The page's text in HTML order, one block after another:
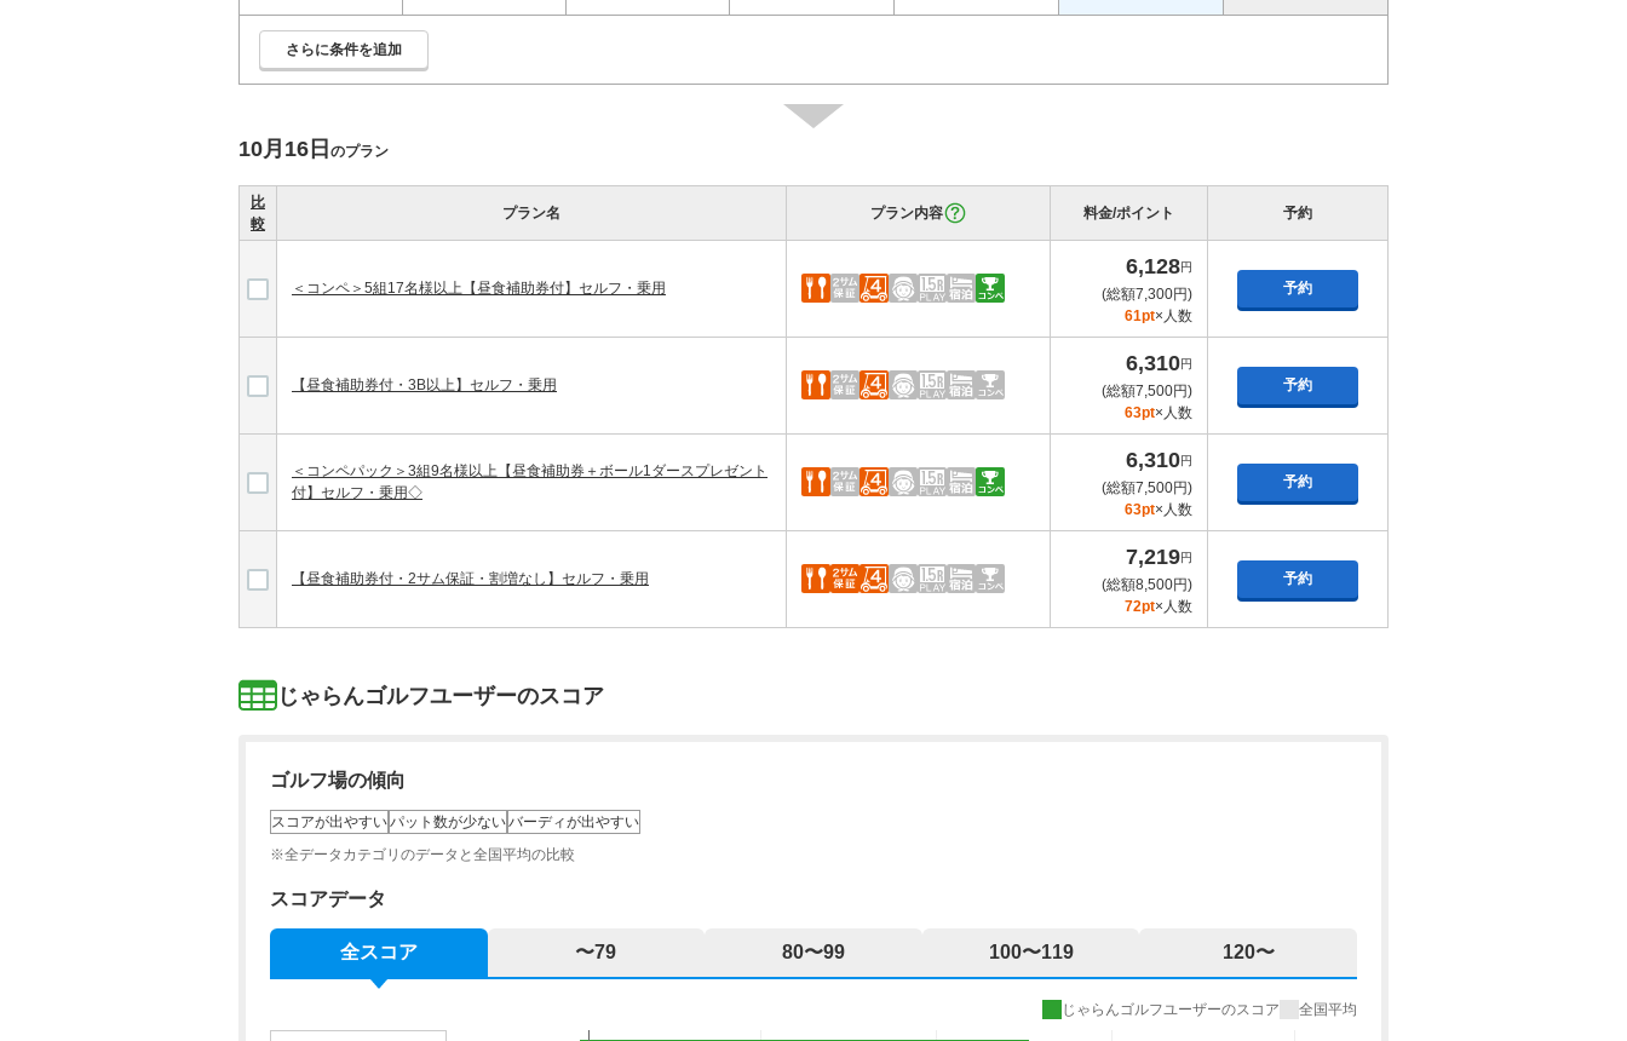
さらに条件を追加
10月16日 のプラン
比
較
プラン名 プラン内容 料金/ポイント 予約
＜コンペ＞5組17名様以上【昼食補助券付】セルフ・乗用
6,128円
(総額7,300円)
61pt×人数
予約
【昼食補助券付・3B以上】セルフ・乗用
6,310円
(総額7,500円)
63pt×人数
予約
＜コンペパック＞3組9名様以上【昼食補助券＋ボール1ダースプレゼント
付】セルフ・乗用◇
6,310円
(総額7,500円)
63pt×人数
予約
【昼食補助券付・2サム保証・割増なし】セルフ・乗用
7,219円
(総額8,500円)
72pt×人数
予約
じゃらんゴルフユーザーのスコア
ゴルフ場の傾向
スコアが出やすいパット数が少ないバーディが出やすい
※全データカテゴリのデータと全国平均の比較
スコアデータ
全スコア 〜79 80〜99 100〜119 120〜
じゃらんゴルフユーザーのスコア 全国平均